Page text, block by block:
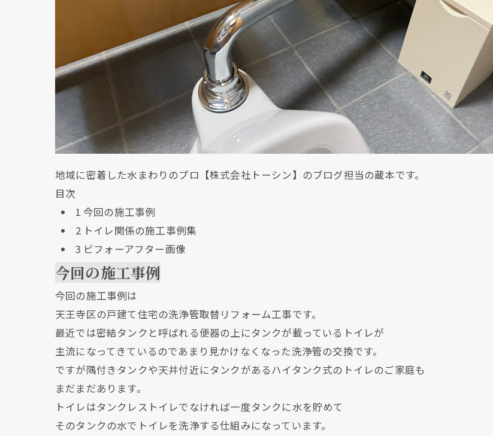
地域に密着した水まわりのプロ【株式会社トーシン】のブログ担当の蔵本です。
目次
1 今回の施工事例
2トイレ関係の施工事例集
3 ビフォーアフター画像
今回の施工事例
今回の施工事例は
天王寺区の戸建て住宅の洗浄管取替リフォーム工事です。
最近では密結タンクと呼ばれる便器の上にタンクが載っているトイレが
主流になってきているのであまり見かけなくなった洗浄管の交換です。
ですが隅付きタンクや天井付近にタンクがあるハイタンク式のトイレのご家庭も
まだまだあります。
トイレはタンクレストイレでなければ一度タンクに水を貯めて
そのタンクの水でトイレを洗浄する仕組みになっています。